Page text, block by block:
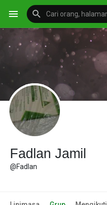
Fadlan Jamil
@Fadlan